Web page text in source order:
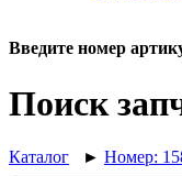
Введите номер
Поиск
Каталог ► Номер: